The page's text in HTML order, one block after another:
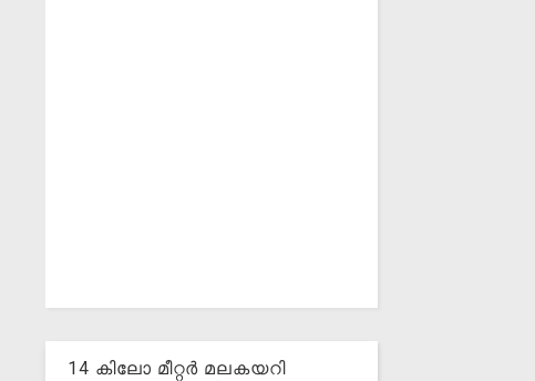
14 കിലോ മീറ്റര്‍ മലകയറി